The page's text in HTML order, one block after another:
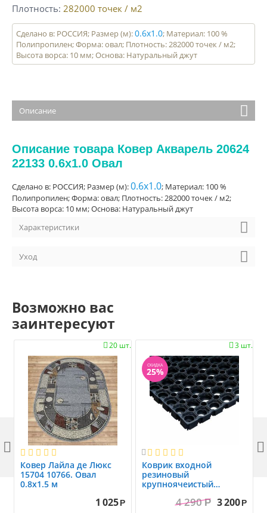
Плотность 282000 точек / м2
Сделано в: РОССИЯ; Размер (м):0.6x1.0; Материал: 100 %
Полипропилен; Форма: овал; Плотность: 282000 точек / м2;
Высота ворса: 10 мм; Основа: Натуральный джут
Описание
Описание товара Ковер Акварель 20624
22133 0.6x1.0 Овал
Сделано в: РОССИЯ; Размер (м):0.6x1.0; Материал: 100 %
Полипропилен; Форма: овал; Плотность: 282000 точек / м2;
Высота ворса: 10 мм; Основа: Натуральный джут
Характеристики
Уход
Возможно вас
заинтересуют
20 шт.

Ковер Лайла де Люкс
15704 10766. Овал
0.8x1.5 м
1 025 Р
3 шт.

СКИДКА
25%

Коврик вxодной
резиновый
крупноячеистый
1.0x1.5 м4 290 Р 3 200 Р
 